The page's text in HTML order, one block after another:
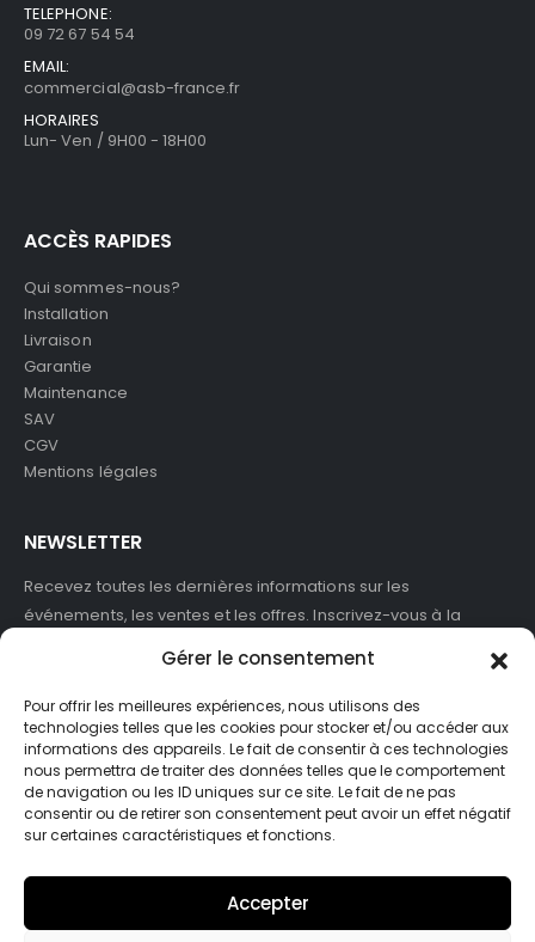
Gérer le consentement
Pour offrir les meilleures expériences, nous utilisons des
technologies telles que les cookies pour stocker et/ou accéder aux
informations des appareils. Le fait de consentir à ces technologies
nous permettra de traiter des données telles que le comportement
de navigation ou les ID uniques sur ce site. Le fait de ne pas
consentir ou de retirer son consentement peut avoir un effet négatif
sur certaines caractéristiques et fonctions.
Accepter
TELEPHONE:
09 72 67 54 54
EMAIL:
commercial@asb-france.fr
HORAIRES
Lun- Ven / 9H00 - 18H00
ACCÈS RAPIDES
Qui sommes-nous?
Installation
Livraison
Garantie
Maintenance
SAV
CGV
Mentions légales
NEWSLETTER
Recevez toutes les dernières informations sur les
événements, les ventes et les offres. Inscrivez-vous à la
J'accepte de recevoir des newsletters et des informations
marketing de ASB France.